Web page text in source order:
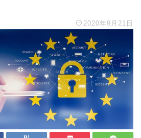
2020年9月21日